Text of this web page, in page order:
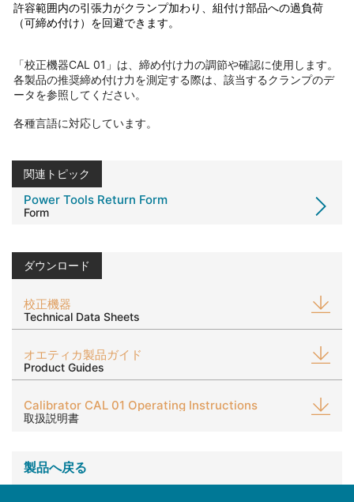
許容範囲内の引張力がクランプ加わり、組付け部品への過負荷
（可締め付け）を回避できます。
「校正機器CAL 01」は、締め付け力の調節や確認に使用します。
各製品の推奨締め付け力を測定する際は、該当するクランプのデ
ータを参照してください。
各種言語に対応しています。
関連トピック
Power Tools Return Form
Form
ダウンロード
校正機器
Technical Data Sheets
オエティカ製品ガイド
Product Guides
Calibrator CAL 01 Operating Instructions
取扱説明書
製品へ戻る